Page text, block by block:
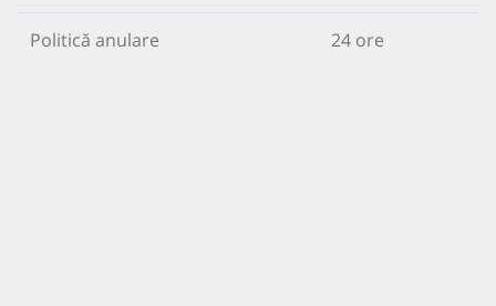
Politică anulare 24 ore